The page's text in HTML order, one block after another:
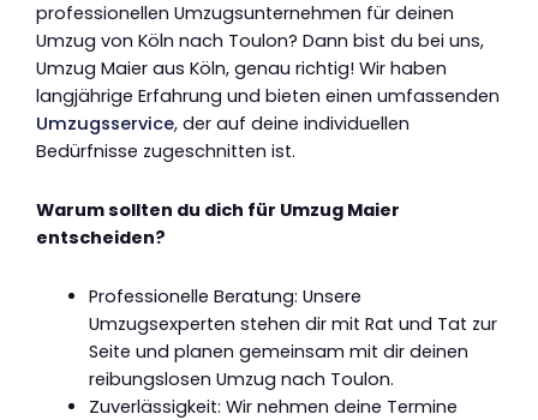
professionellen Umzugsunternehmen für deinen
Umzug von Köln nach Toulon? Dann bist du bei uns,
Umzug Maier aus Köln, genau richtig! Wir haben
langjährige Erfahrung und bieten einen umfassenden
Umzugsservice, der auf deine individuellen
Bedürfnisse zugeschnitten ist.
Warum sollten du dich für Umzug Maier
entscheiden?
Professionelle Beratung: Unsere
Umzugsexperten stehen dir mit Rat und Tat zur
Seite und planen gemeinsam mit dir deinen
reibungslosen Umzug nach Toulon.
Zuverlässigkeit: Wir nehmen deine Termine